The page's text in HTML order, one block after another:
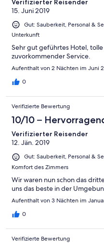
Verifizierter Reisender
15. Juni 2019
Gut: Sauberkeit, Personal &
Unterkunft
Sehr gut geführtes Hotel,
zuvorkommender Service.
Aufenthalt von 2 Nächten im Juni
0
Verifizierte Bewertung
10/10 –
Verifizierter Reisender
12. Jän. 2019
Gut: Sauberkeit, Personal &
Komfort des Zimmers
Wir waren nun schon das
uns das beste in der
Aufenthalt von 3 Nächten im
0
Verifizierte Bewertung